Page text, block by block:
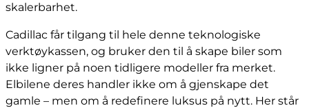
skalerbarhet.
Cadillac får tilgang til hele denne teknologiske
verktøykassen, og bruker den til å skape biler som
ikke ligner på noen tidligere modeller fra merket.
Elbilene deres handler ikke om å gjenskape det
gamle – men om å redefinere luksus på nytt. Her står